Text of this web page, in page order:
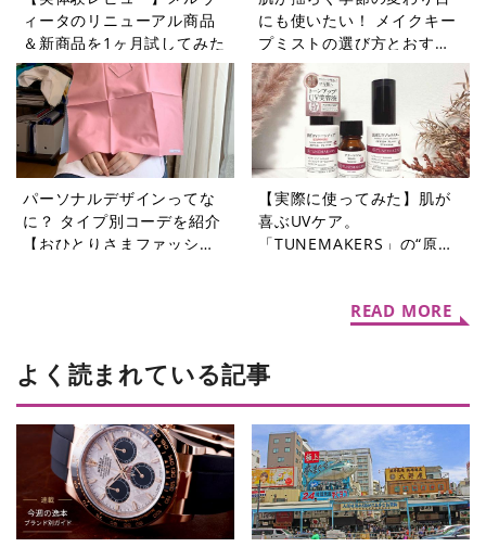
ィータのリニューアル商品
＆新商品を1ヶ月試してみた
にも使いたい！ メイクキー
プミストの選び方とおすす
め商品
パーソナルデザインってな
に？ タイプ別コーデを紹介
【おひとりさまファッショ
【実際に使ってみた】肌が
喜ぶUVケア。
「TUNEMAKERS」の“原
READ MORE
よく読まれている記事